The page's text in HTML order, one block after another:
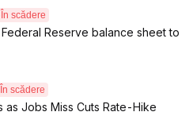
În scădere
Reserve balance sheet to
În scădere
as Jobs Miss Cuts Rate-Hike